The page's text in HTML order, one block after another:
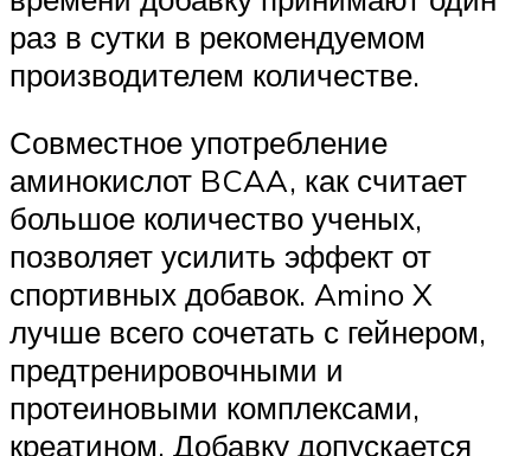
раз в сутки в рекомендуемом
производителем количестве.
Совместное употребление
аминокислот BCAA, как считает
большое количество ученых,
позволяет усилить эффект от
спортивных добавок. Amino X
лучше всего сочетать с гейнером,
предтренировочными и
протеиновыми комплексами,
креатином. Добавку допускается